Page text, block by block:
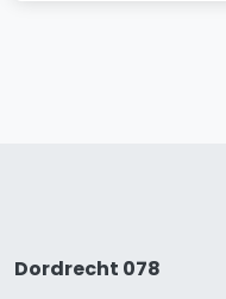
Dordrecht 078